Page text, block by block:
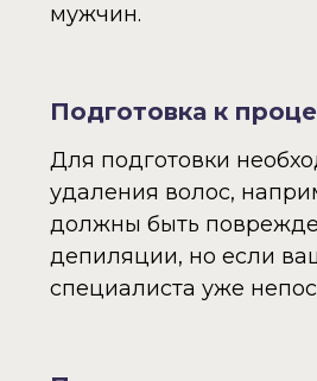
мужчин.
Подготовка к
Для подготовки
удаления волос,
должны быть
депиляции, но если
специалиста уже